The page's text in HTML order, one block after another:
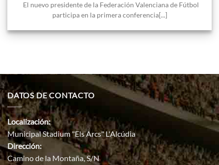
El nuevo presidente de la Federación Valenciana de Fútbol
participa en la primera conferencia[...]
DATOS DE CONTACTO
Localización:
Municipal Stadium "Els Arcs" L'Alcúdia
Dirección:
Camino de la Montaña, S/N